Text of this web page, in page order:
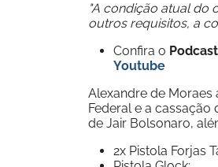
"A condição atual do
outros requisitos, a
Confira o
Youtube
Alexandre de
Federal e a cassação
de Jair Bolsonaro,
2x Pistola Forjas